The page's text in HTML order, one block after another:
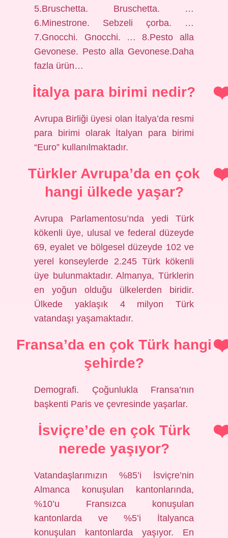
5.Bruschetta. Bruschetta. …
6.Minestrone. Sebzeli çorba. …
7.Gnocchi. Gnocchi. … 8.Pesto alla
Gevonese. Pesto alla Gevonese.Daha
fazla ürün…
İtalya para birimi nedir?
Avrupa Birliği üyesi olan İtalya’da resmi
para birimi olarak İtalyan para birimi
“Euro” kullanılmaktadır.
Türkler Avrupa’da en çok
hangi ülkede yaşar?
Avrupa Parlamentosu’nda yedi Türk
kökenli üye, ulusal ve federal düzeyde
69, eyalet ve bölgesel düzeyde 102 ve
yerel konseylerde 2.245 Türk kökenli
üye bulunmaktadır. Almanya, Türklerin
en yoğun olduğu ülkelerden biridir.
Ülkede yaklaşık 4 milyon Türk
vatandaşı yaşamaktadır.
Fransa’da en çok Türk hangi
şehirde?
Demografi. Çoğunlukla Fransa’nın
başkenti Paris ve çevresinde yaşarlar.
İsviçre’de en çok Türk
nerede yaşıyor?
Vatandaşlarımızın %85’i İsviçre’nin
Almanca konuşulan kantonlarında,
%10’u Fransızca konuşulan
kantonlarda ve %5’i İtalyanca
konuşulan kantonlarda yaşıyor. En